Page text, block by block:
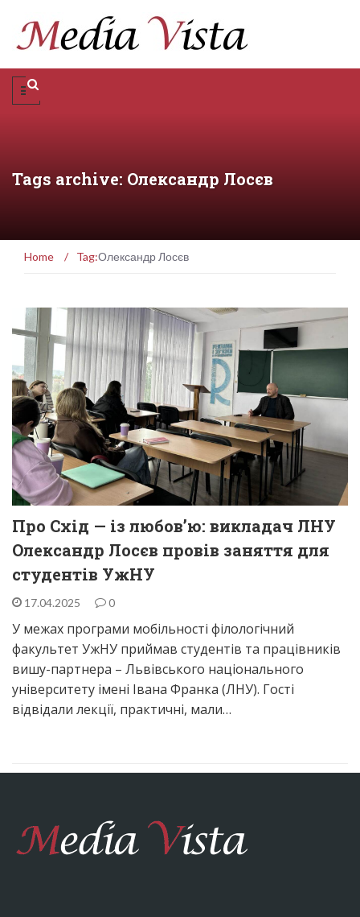
Tags archive: Олександр Лосєв
Home / Tag:Олександр Лосєв
Про Схід — із любов’ю: викладач ЛНУ
Олександр Лосєв провів заняття для
студентів УжНУ
17.04.2025 0
У межах програми мобільності філологічний
факультет УжНУ приймав студентів та працівників
вишу-партнера – Львівського національного
університету імені Івана Франка (ЛНУ). Гості
відвідали лекції, практичні, мали…